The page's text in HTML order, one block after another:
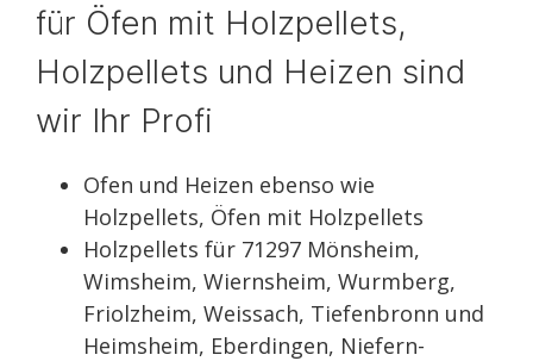
für Öfen mit Holzpellets,
Holzpellets und Heizen sind
wir Ihr Profi
Ofen und Heizen ebenso wie
Holzpellets, Öfen mit Holzpellets
Holzpellets für 71297 Mönsheim,
Wimsheim, Wiernsheim, Wurmberg,
Friolzheim, Weissach, Tiefenbronn und
Heimsheim, Eberdingen, Niefern-